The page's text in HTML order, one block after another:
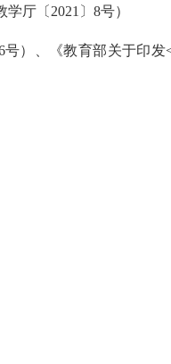
厅〔2021〕8号）
、《教育部关于印发